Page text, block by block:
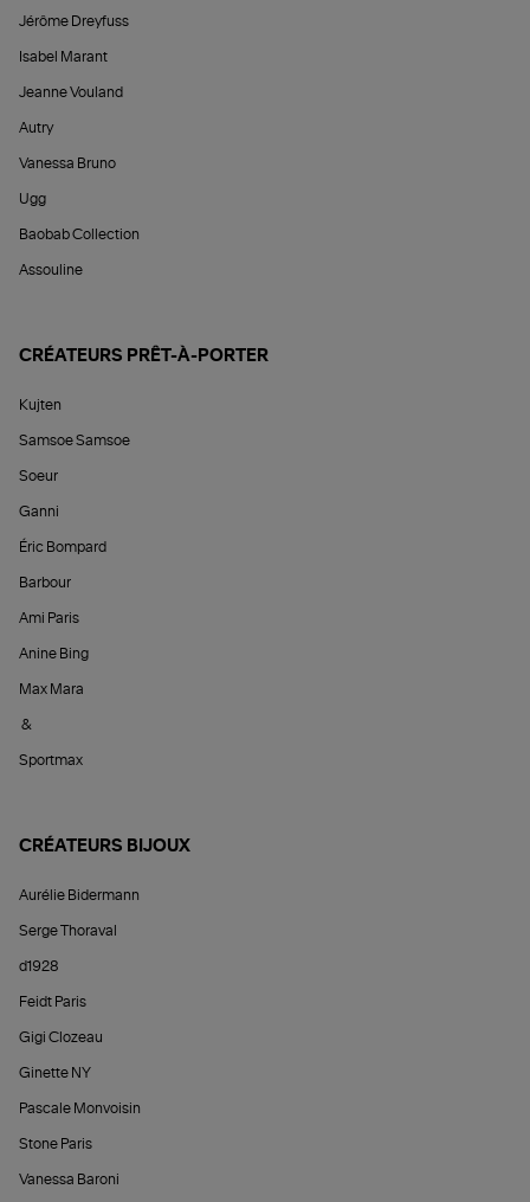
Jérôme Dreyfuss
Isabel Marant
Jeanne Vouland
Autry
Vanessa Bruno
Ugg
Baobab Collection
Assouline
CRÉATEURS PRÊT-À-PORTER
Kujten
Samsoe Samsoe
Soeur
Ganni
Éric Bompard
Barbour
Ami Paris
Anine Bing
Max Mara
&
Sportmax
CRÉATEURS BIJOUX
Aurélie Bidermann
Serge Thoraval
d1928
Feidt Paris
Gigi Clozeau
Ginette NY
Pascale Monvoisin
Stone Paris
Vanessa Baroni